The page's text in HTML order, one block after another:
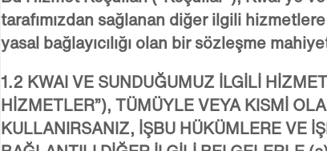
tarafımızdan sağlanan diğer ilgili
yasal bağlayıcılığı olan bir sözleşme
1.2 KWAI VE SUNDUĞUMUZ İLGİLİ
HİZMETLER”), TÜMÜYLE VEYA KISMİ
KULLANIRSANIZ, İŞBU HÜKÜMLERE VE